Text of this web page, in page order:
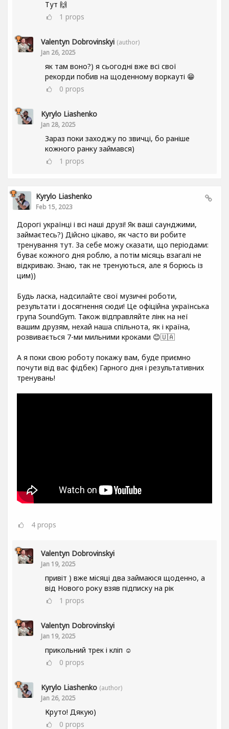
Тут 🙌
1 props
Valentyn Dobrovinskyi (author)
Jan 26, 2025
як там воно?) я сьогодні вже всі свої
рекорди побив на щоденному воркауті 😁
0 props
Kyrylo Liashenko
Jan 28, 2025
Зараз поки заходжу по звичці, бо раніше
кожного ранку займався)
1 props
Kyrylo Liashenko
Feb 15, 2023
Дорогі українці і всі наші друзі! Як ваші саунджими,
займаєтесь?) Дійсно цікаво, як часто ви робите
тренування тут. За себе можу сказати, що періодами:
буває кожного дня роблю, а потім місяць взагалі не
відкриваю. Знаю, так не тренуються, але я борюсь із
цим))
Будь ласка, надсилайте свої музичні роботи,
результати і досягнення сюди! Це офіційна українська
група SoundGym. Також відправляйте лінк на неї
вашим друзям, нехай наша спільнота, як і країна,
розвивається 7-ми мильними кроками 😊🇺🇦
А я поки свою роботу покажу вам, буде приємно
почути від вас фідбек) Гарного дня і результативних
тренувань!
4 props
Valentyn Dobrovinskyi
Jan 19, 2025
привіт ) вже місяці два займаюся щоденно, а
від Нового року взяв підписку на рік
1 props
Valentyn Dobrovinskyi
Jan 19, 2025
прикольний трек і кліп ☺
0 props
Kyrylo Liashenko (author)
Jan 26, 2025
Круто! Дякую)
0 props